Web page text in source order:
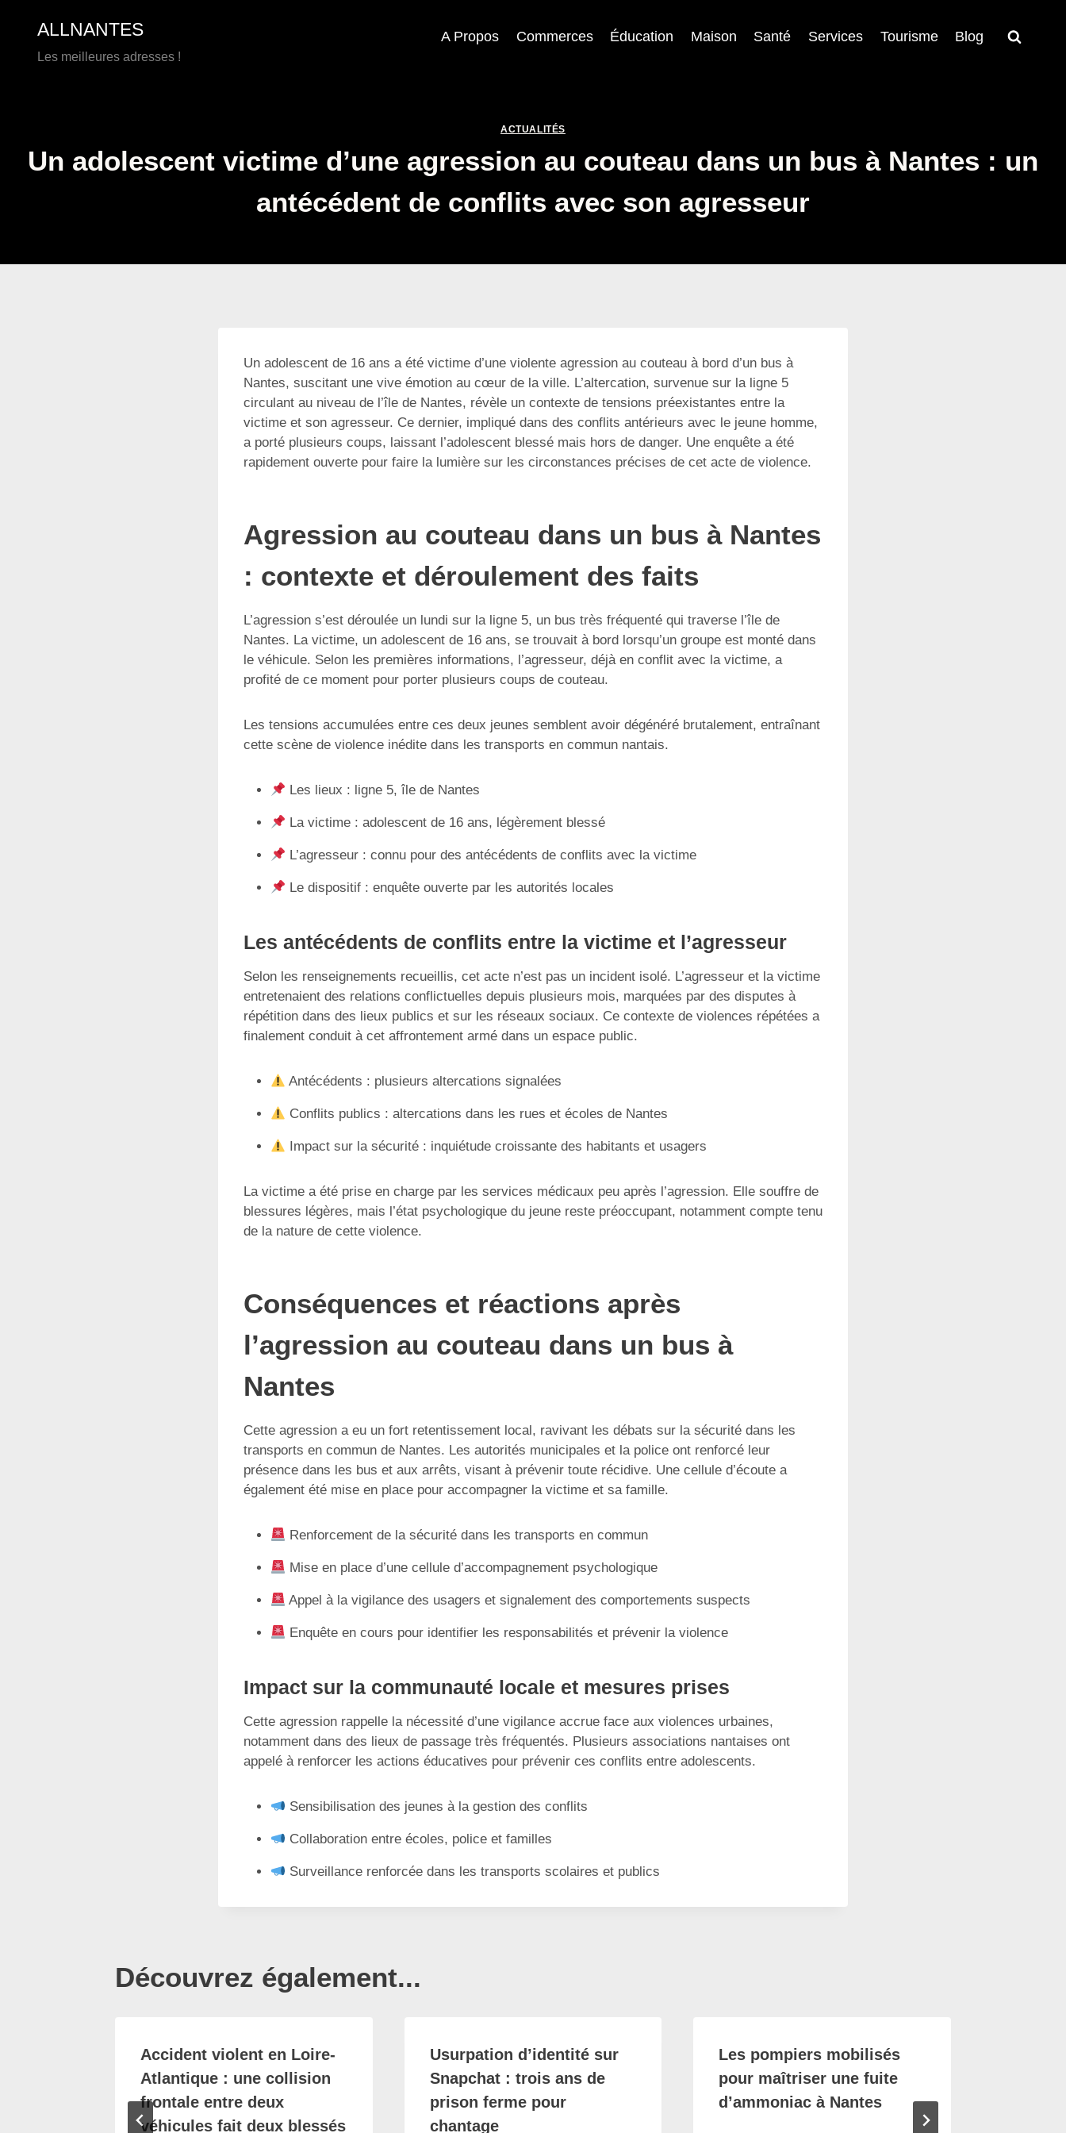
contenu
ALLNANTES
Les meilleures adresses !
A Propos Commerces Éducation Maison Santé Services Tourisme Blog
ACTUALITÉS
Un adolescent victime d’une agression au couteau dans un bus à Nantes : un
antécédent de conflits avec son agresseur
Un adolescent de 16 ans a été victime d’une violente agression au couteau à bord d’un bus à
Nantes, suscitant une vive émotion au cœur de la ville. L’altercation, survenue sur la ligne 5
circulant au niveau de l’île de Nantes, révèle un contexte de tensions préexistantes entre la
victime et son agresseur. Ce dernier, impliqué dans des conflits antérieurs avec le jeune homme,
a porté plusieurs coups, laissant l’adolescent blessé mais hors de danger. Une enquête a été
rapidement ouverte pour faire la lumière sur les circonstances précises de cet acte de violence.
Agression au couteau dans un bus à Nantes
: contexte et déroulement des faits
L’agression s’est déroulée un lundi sur la ligne 5, un bus très fréquenté qui traverse l’île de
Nantes. La victime, un adolescent de 16 ans, se trouvait à bord lorsqu’un groupe est monté dans
le véhicule. Selon les premières informations, l’agresseur, déjà en conflit avec la victime, a
profité de ce moment pour porter plusieurs coups de couteau.
Les tensions accumulées entre ces deux jeunes semblent avoir dégénéré brutalement, entraînant
cette scène de violence inédite dans les transports en commun nantais.
Les lieux : ligne 5, île de Nantes
La victime : adolescent de 16 ans, légèrement blessé
L’agresseur : connu pour des antécédents de conflits avec la victime
Le dispositif : enquête ouverte par les autorités locales
Les antécédents de conflits entre la victime et l’agresseur
Selon les renseignements recueillis, cet acte n’est pas un incident isolé. L’agresseur et la victime
entretenaient des relations conflictuelles depuis plusieurs mois, marquées par des disputes à
répétition dans des lieux publics et sur les réseaux sociaux. Ce contexte de violences répétées a
finalement conduit à cet affrontement armé dans un espace public.
Antécédents : plusieurs altercations signalées
Conflits publics : altercations dans les rues et écoles de Nantes
Impact sur la sécurité : inquiétude croissante des habitants et usagers
La victime a été prise en charge par les services médicaux peu après l’agression. Elle souffre de
blessures légères, mais l’état psychologique du jeune reste préoccupant, notamment compte tenu
de la nature de cette violence.
Conséquences et réactions après
l’agression au couteau dans un bus à
Nantes
Cette agression a eu un fort retentissement local, ravivant les débats sur la sécurité dans les
transports en commun de Nantes. Les autorités municipales et la police ont renforcé leur
présence dans les bus et aux arrêts, visant à prévenir toute récidive. Une cellule d’écoute a
également été mise en place pour accompagner la victime et sa famille.
Renforcement de la sécurité dans les transports en commun
Mise en place d’une cellule d’accompagnement psychologique
Appel à la vigilance des usagers et signalement des comportements suspects
Enquête en cours pour identifier les responsabilités et prévenir la violence
Impact sur la communauté locale et mesures prises
Cette agression rappelle la nécessité d’une vigilance accrue face aux violences urbaines,
notamment dans des lieux de passage très fréquentés. Plusieurs associations nantaises ont
appelé à renforcer les actions éducatives pour prévenir ces conflits entre adolescents.
Sensibilisation des jeunes à la gestion des conflits
Collaboration entre écoles, police et familles
Surveillance renforcée dans les transports scolaires et publics
Découvrez également...
Accident violent en Loire-
Atlantique : une collision
frontale entre deux
véhicules fait deux blessés
Usurpation d’identité sur
Snapchat : trois ans de
prison ferme pour
chantage
Les pompiers mobilisés
pour maîtriser une fuite
d’ammoniac à Nantes